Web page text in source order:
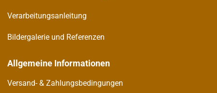
Verarbeitungsanleitung
Bildergalerie und Referenzen
Allgemeine Informationen
Versand- & Zahlungsbedingungen